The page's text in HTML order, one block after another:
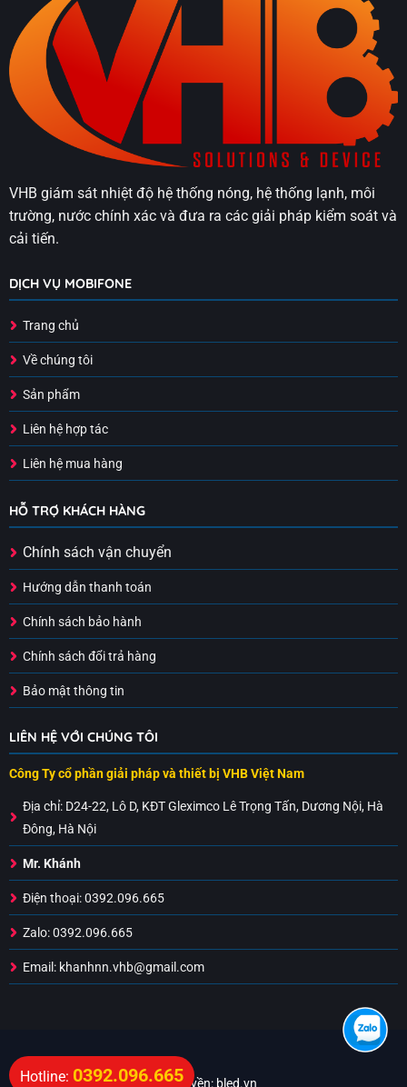
VHB giám sát nhiệt độ hệ thống nóng, hệ thống lạnh, môi
trường, nước chính xác và đưa ra các giải pháp kiểm soát và
cải tiến.
DỊCH VỤ MOBIFONE
Trang chủ
Về chúng tôi
Sản phẩm
Liên hệ hợp tác
Liên hệ mua hàng
HỖ TRỢ KHÁCH HÀNG
Chính sách vận chuyển
Hướng dẫn thanh toán
Chính sách bảo hành
Chính sách đổi trả hàng
Bảo mật thông tin
LIÊN HỆ VỚI CHÚNG TÔI
Công Ty cổ phần giải pháp và thiết bị VHB Việt Nam
Địa chỉ: D24-22, Lô D, KĐT Gleximco Lê Trọng Tấn, Dương Nội, Hà
Đông, Hà Nội
Mr. Khánh
Điện thoại: 0392.096.665
Zalo: 0392.096.665
Email: khanhnn.vhb@gmail.com
Bản quyền: bled.vn
Hotline: 0392.096.665